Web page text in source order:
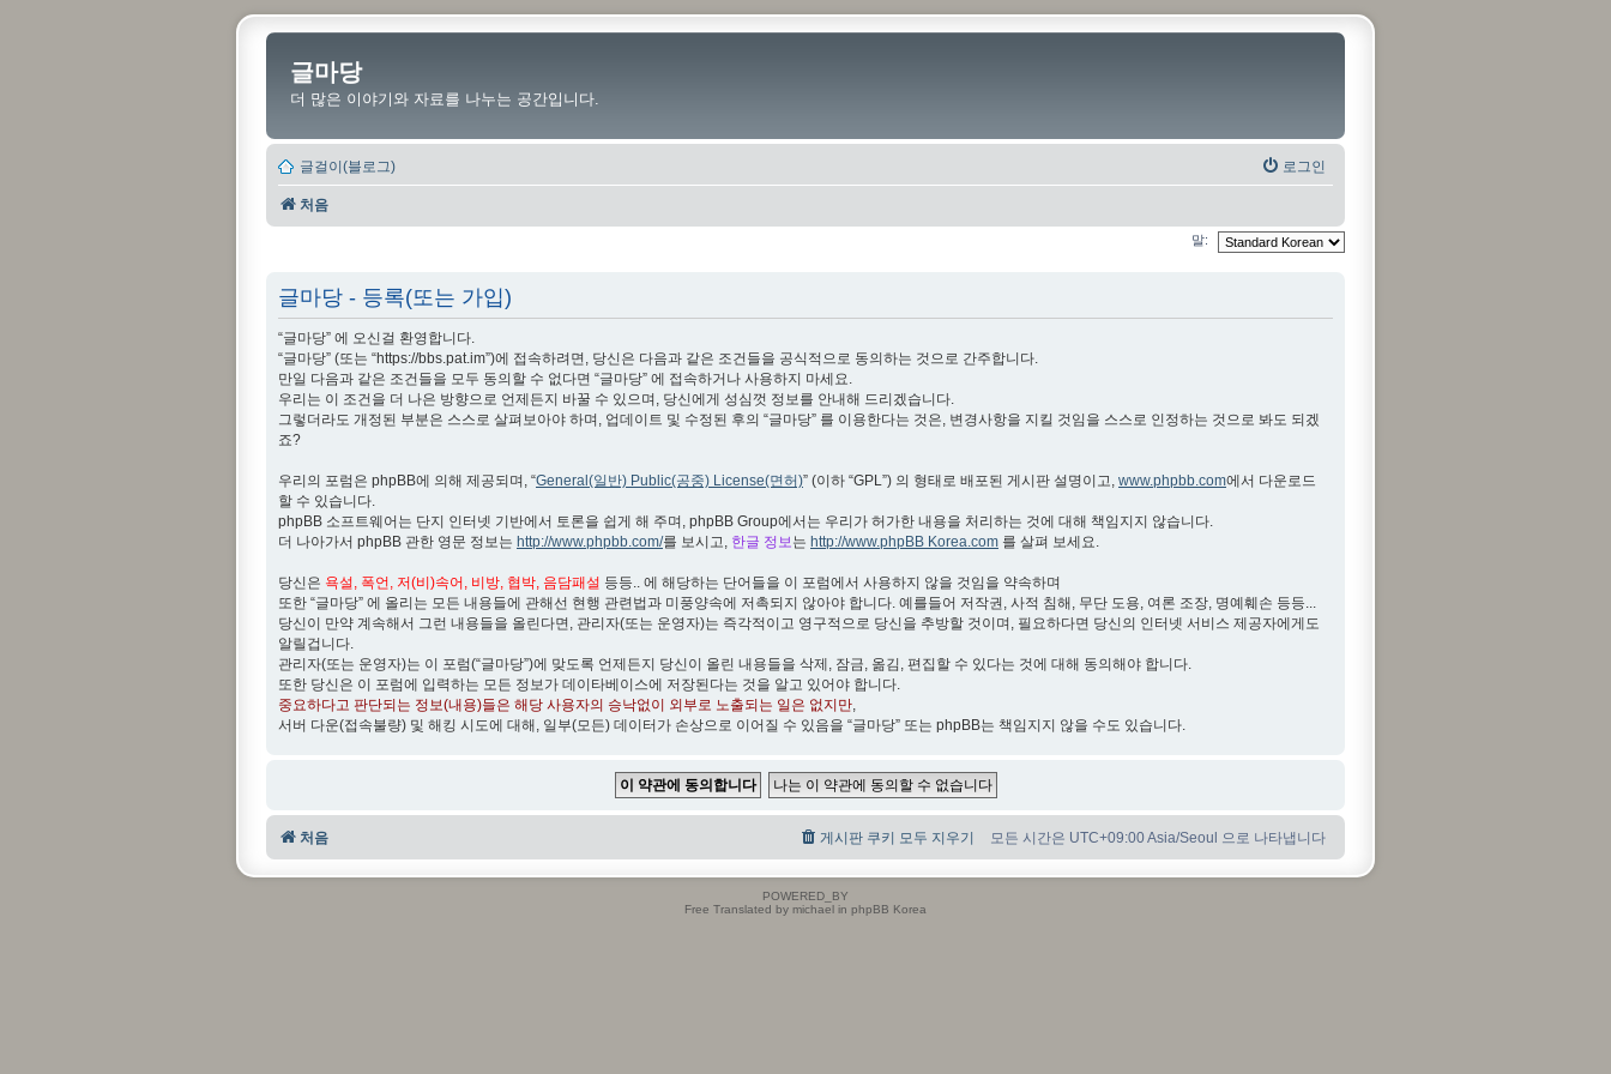
글마당
더 많은 이야기와 자료를 나누는 공간입니다.
글걸이(블로그) 로그인
처음
말:
글마당 - 등록(또는 가입)
“글마당” 에 오신걸 환영합니다.
“글마당” (또는 “https://bbs.pat.im”)에 접속하려면, 당신은 다음과 같은 조건들을 공식적으로 동의하는 것으로 간주합니다.
만일 다음과 같은 조건들을 모두 동의할 수 없다면 “글마당” 에 접속하거나 사용하지 마세요.
우리는 이 조건을 더 나은 방향으로 언제든지 바꿀 수 있으며, 당신에게 성심껏 정보를 안내해 드리겠습니다.
그렇더라도 개정된 부분은 스스로 살펴보아야 하며, 업데이트 및 수정된 후의 “글마당” 를 이용한다는 것은, 변경사항을 지킬 것임을 스스로 인정하는 것으로 봐도 되겠
죠?
우리의 포럼은 phpBB에 의해 제공되며, “General(일반) Public(공중) License(면허)” (이하 “GPL”) 의 형태로 배포된 게시판 설명이고, www.phpbb.com에서 다운로드
할 수 있습니다.
phpBB 소프트웨어는 단지 인터넷 기반에서 토론을 쉽게 해 주며, phpBB Group에서는 우리가 허가한 내용을 처리하는 것에 대해 책임지지 않습니다.
더 나아가서 phpBB 관한 영문 정보는 http://www.phpbb.com/를 보시고, 한글 정보는 http://www.phpBB Korea.com 를 살펴 보세요.
당신은 욕설, 폭언, 저(비)속어, 비방, 협박, 음담패설 등등.. 에 해당하는 단어들을 이 포럼에서 사용하지 않을 것임을 약속하며
또한 “글마당” 에 올리는 모든 내용들에 관해선 현행 관련법과 미풍양속에 저촉되지 않아야 합니다. 예를들어 저작권, 사적 침해, 무단 도용, 여론 조장, 명예훼손 등등...
당신이 만약 계속해서 그런 내용들을 올린다면, 관리자(또는 운영자)는 즉각적이고 영구적으로 당신을 추방할 것이며, 필요하다면 당신의 인터넷 서비스 제공자에게도
알릴겁니다.
관리자(또는 운영자)는 이 포럼(“글마당”)에 맞도록 언제든지 당신이 올린 내용들을 삭제, 잠금, 옮김, 편집할 수 있다는 것에 대해 동의해야 합니다.
또한 당신은 이 포럼에 입력하는 모든 정보가 데이타베이스에 저장된다는 것을 알고 있어야 합니다.
중요하다고 판단되는 정보(내용)들은 해당 사용자의 승낙없이 외부로 노출되는 일은 없지만,
서버 다운(접속불량) 및 해킹 시도에 대해, 일부(모든) 데이터가 손상으로 이어질 수 있음을 “글마당” 또는 phpBB는 책임지지 않을 수도 있습니다.
처음 모든 시간은 UTC+09:00 Asia/Seoul 으로 나타냅니다
게시판 쿠키 모두 지우기
POWERED_BY
Free Translated by michael in phpBB Korea